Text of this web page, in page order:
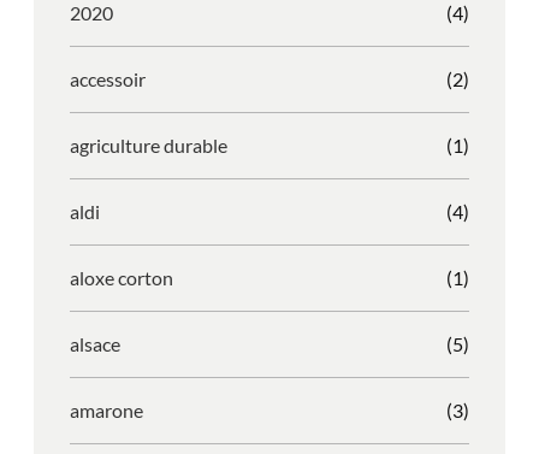
2020 (4)
accessoir (2)
agriculture durable (1)
aldi (4)
aloxe corton (1)
alsace (5)
amarone (3)